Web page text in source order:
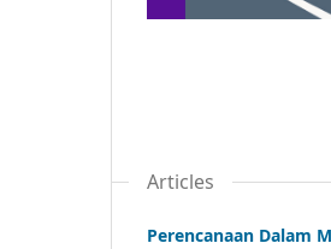
Articles
Perencanaan Dalam